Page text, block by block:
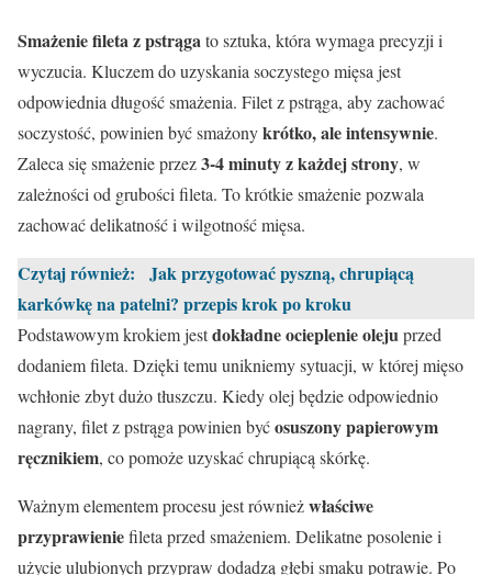
Smażenie fileta z pstrągato sztuka, która wymaga precyzji i
wyczucia. Kluczem do uzyskania soczystego mięsa jest
odpowiednia długość smażenia. Filet z pstrąga, aby zachować
soczystość, powinien być smażonykrótko, ale intensywnie.
Zaleca się smażenie przez3-4 minuty z każdej strony, w
zależności od grubości fileta. To krótkie smażenie pozwala
zachować delikatność i wilgotność mięsa.
Czytaj również:
Jak przygotować pyszną, chrupiącą
karkówkę na patelni? przepis krok po kroku
Podstawowym krokiem jestdokładne ocieplenie olejuprzed
dodaniem fileta. Dzięki temu unikniemy sytuacji, w której mięso
wchłonie zbyt dużo tłuszczu. Kiedy olej będzie odpowiednio
nagrany, filet z pstrąga powinien byćosuszony papierowym
ręcznikiem, co pomoże uzyskać chrupiącą skórkę.
Ważnym elementem procesu jest równieżwłaściwe
przyprawieniefileta przed smażeniem. Delikatne posolenie i
użycie ulubionych przypraw dodadzą głębi smaku potrawie. Po